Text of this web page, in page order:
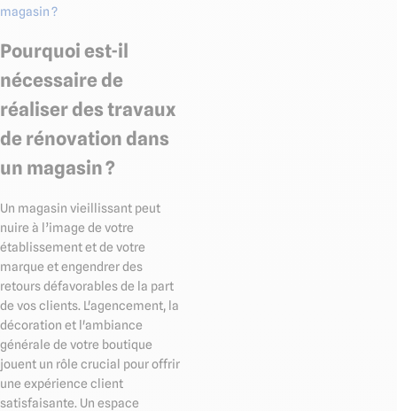
magasin ?
Pourquoi est-il
nécessaire de
réaliser des travaux
de rénovation dans
un magasin ?
Un magasin vieillissant peut
nuire à l’image de votre
établissement et de votre
marque et engendrer des
retours défavorables de la part
de vos clients. L'agencement, la
décoration et l'ambiance
générale de votre boutique
jouent un rôle crucial pour offrir
une expérience client
satisfaisante. Un espace